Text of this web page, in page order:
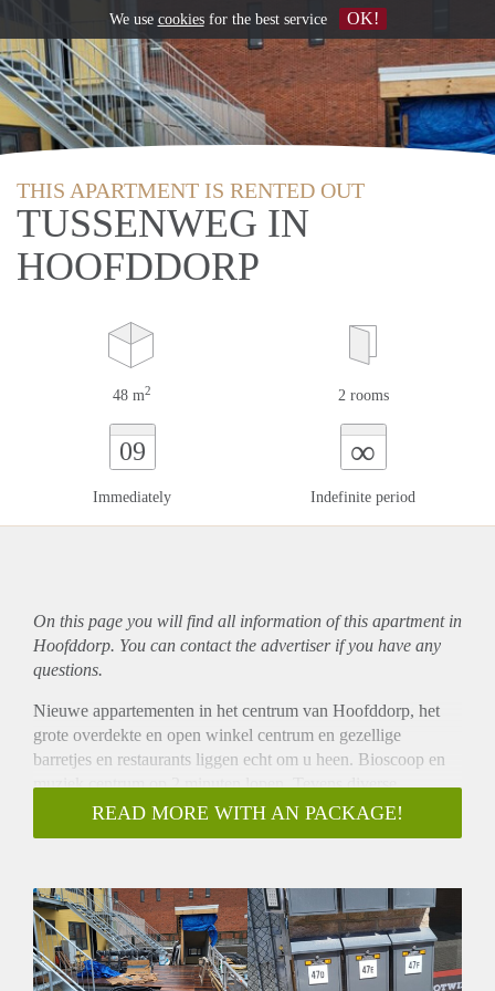
THIS APARTMENT IS RENTED OUT
TUSSENWEG IN
HOOFDDORP
48 m2 2 rooms
09
Immediately
∞
Indefinite period
On this page you will find all information of this apartmentin
Hoofddorp. You can contact the advertiser if you have any
questions.
Nieuwe appartementen in het centrum van Hoofddorp, het
grote overdekte en open winkel centrum en gezellige
barretjes en restaurants liggen echt om u heen. Bioscoop en
muziek centrum op 2 minuten lopen. Tevens diverse
supermarkten op loop afstand.
Prima verbindingen met openbaar vervoer en loop afstand
Het appartement bestaat uit een woonkamer, slaapkamer,
badkamer met inloop douche en toilet, wasmachine ruimte en
open keuken met apparatuur.
Het is gebouwd met de laatste technieken dus met warmte
READ MORE WITH AN PACKAGE!
We use cookiesfor the best service OK!